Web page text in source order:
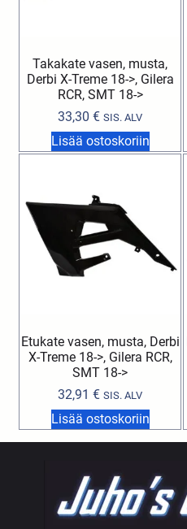
Takakate vasen, musta,
Derbi X-Treme 18->, Gilera
RCR, SMT 18->
33,30€ SIS. ALV
Lisää ostoskoriin
Etukate vasen, musta, Derbi
X-Treme 18->, Gilera RCR,
SMT 18->
32,91€ SIS. ALV
Lisää ostoskoriin